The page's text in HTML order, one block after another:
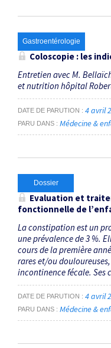
Gastroentérologie
Coloscopie : les
Entretien avec M.
et nutrition hôpital
DATE DE PARUTION 4 avril
PARU DANS Médecine &
Dossier
Evaluation et
fonctionnelle de
La constipation est un
une prévalence de 3 %.
cours de la première
rares et/ou
incontinence fécale. Ses
DATE DE PARUTION 4 avril
PARU DANS Médecine &